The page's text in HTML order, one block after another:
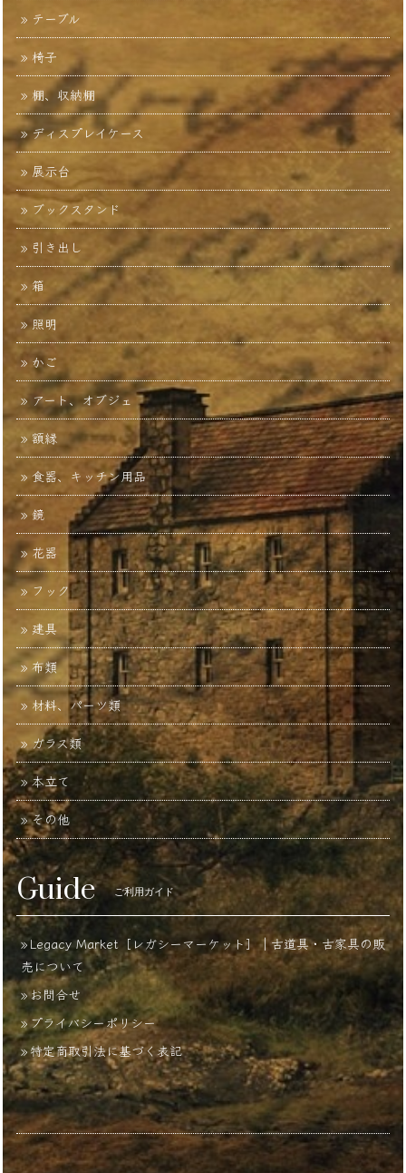
テーブル
椅子
棚、収納棚
ディスプレイケース
展示台
ブックスタンド
引き出し
箱
照明
かご
アート、オブジェ
額縁
食器、キッチン用品
鏡
花器
フック
建具
布類
材料、パーツ類
ガラス類
本立て
その他
Guide ご利用ガイド
Legacy Market［レガシーマーケット］｜古道具・古家具の販
売について
お問合せ
プライバシーポリシー
特定商取引法に基づく表記